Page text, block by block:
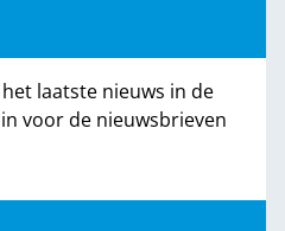
laatste nieuws in de
voor de nieuwsbrieven